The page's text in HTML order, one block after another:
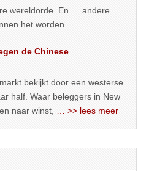
wereldorde. En … andere
het worden.
de Chinese
bekijkt door een westerse
half. Waar beleggers in New
naar winst,
… >> lees meer